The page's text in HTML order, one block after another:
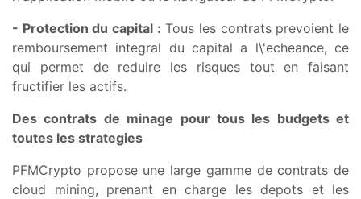
- Protection du capital : Tous les contrats prevoient le
remboursement integral du capital a l\'echeance, ce
qui permet de reduire les risques tout en faisant
fructifier les actifs.
Des contrats de minage pour tous les budgets et
toutes les strategies
PFMCrypto propose une large gamme de contrats de
cloud mining, prenant en charge les depots et les